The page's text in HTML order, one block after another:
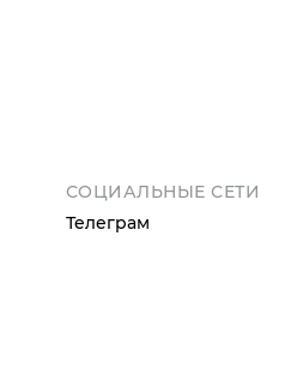
СОЦИАЛЬНЫЕ СЕТИ
Телеграм